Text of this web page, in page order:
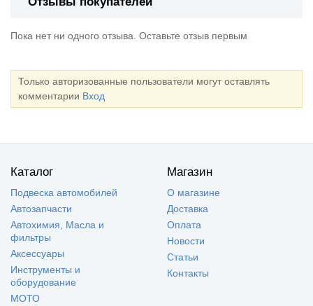
Пока нет ни одного отзыва. Оставьте отзыв первым
Только авторизованные пользователи могут оставлять
комментарии Вход
Каталог
Подвеска автомобилей
Автозапчасти
Автохимия, Масла и
фильтры
Аксессуары
Инструменты и
оборудование
МОТО
Магазин
О магазине
Доставка
Оплата
Новости
Статьи
Контакты